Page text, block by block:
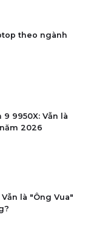
theo ngành
9950X: Vẫn là
2026
là "Ông Vua"